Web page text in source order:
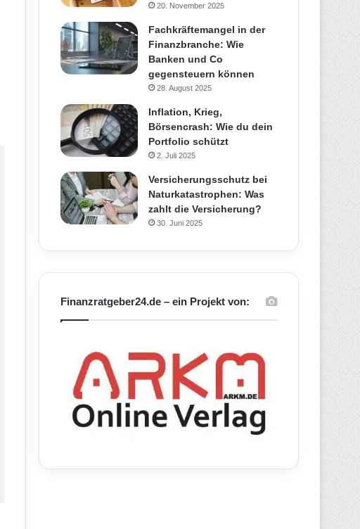
20. November 2025
Fachkräftemangel in der
Finanzbranche: Wie
Banken und Co
gegensteuern können
28. August 2025
Inflation, Krieg,
Börsencrash: Wie du dein
Portfolio schützt
2. Juli 2025
Versicherungsschutz bei
Naturkatastrophen: Was
zahlt die Versicherung?
30. Juni 2025
Finanzratgeber24.de – ein Projekt von: